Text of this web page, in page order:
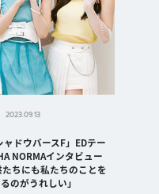
2023.09.13
ャドウバースF」EDテー
NORMAインタビュー
たちにも私たちのことを
のがうれしい」